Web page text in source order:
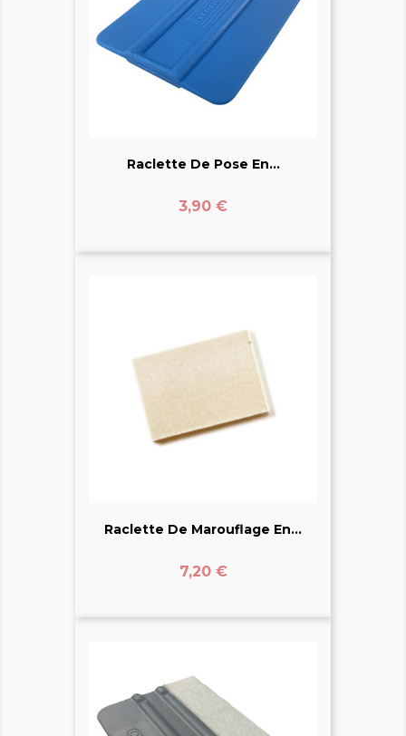
Raclette De Pose En...
Prix
3,90 €
Raclette De Marouflage En...
Prix
7,20 €